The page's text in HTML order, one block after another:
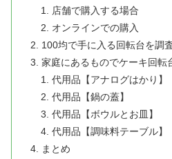
店舗で購入する場合
オンラインでの購入
100均で手に入る回転台を調査
家庭にあるものでケーキ回転
代用品【アナログはかり】
代用品【鍋の蓋】
代用品【ボウルとお皿】
代用品【調味料テーブル】
まとめ